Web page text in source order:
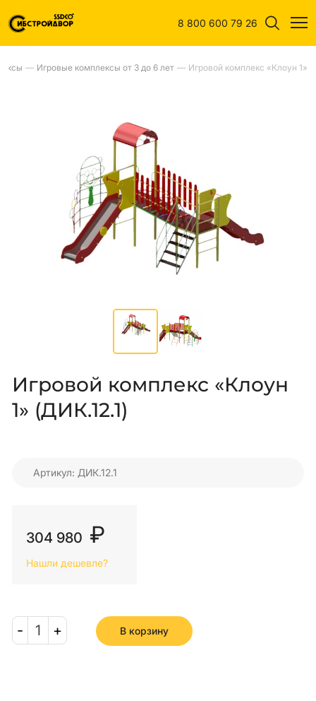
8 800 600 79 26
— Игровые комплексы от 3 до 6 лет — Игровой комплекс «Клоун 1»
Игровой комплекс «Клоун
1» (ДИК.12.1)
Артикул: ДИК.12.1
304 980 ₽
Нашли дешевле?
- 1 + В корзину